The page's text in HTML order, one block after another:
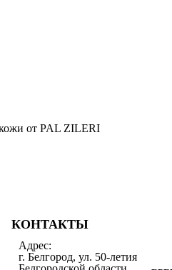
от PAL ZILERI
КОНТАКТЫ
Адрес:
г. Белгород, ул. 50-летия